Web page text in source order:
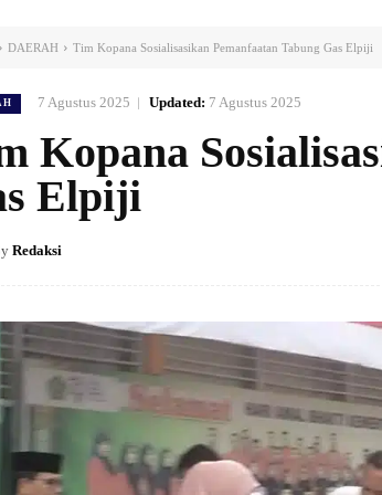
DAERAH Tim Kopana Sosialisasikan Pemanfaatan Tabung Gas Elpiji
7 Agustus 2025 Updated: 7 Agustus 2025
Kopana
Elpiji
Redaksi